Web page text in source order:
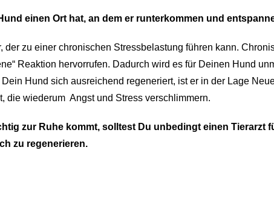
einen Ort hat, an dem er runterkommen und
der zu einer chronischen Stressbelastung führen kann.
Reaktion hervorrufen. Dadurch wird es für Deinen Hund
Hund sich ausreichend regeneriert, ist er in der Lage
die wiederum Angst und Stress verschlimmern.
zur Ruhe kommt, solltest Du unbedingt einen Tierarzt
zu regenerieren.